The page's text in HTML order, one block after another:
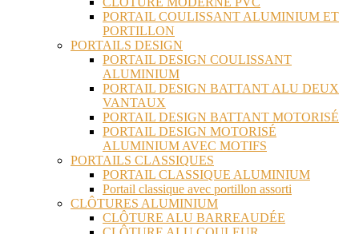
PORTAIL COULISSANT ALUMINIUM ET
PORTILLON
PORTAILS DESIGN
PORTAIL DESIGN COULISSANT
ALUMINIUM
PORTAIL DESIGN BATTANT ALU DEUX
VANTAUX
PORTAIL DESIGN BATTANT MOTORISÉ
PORTAIL DESIGN MOTORISÉ
ALUMINIUM AVEC MOTIFS
PORTAILS CLASSIQUES
PORTAIL CLASSIQUE ALUMINIUM
Portail classique avec portillon assorti
CLÔTURES ALUMINIUM
CLÔTURE ALU BARREAUDÉE